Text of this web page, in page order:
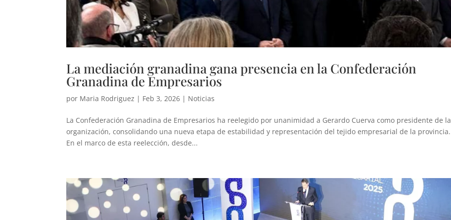
La mediación granadina gana presencia en la Confederación
Granadina de Empresarios
por Maria Rodriguez | Feb 3, 2026 | Noticias
La Confederación Granadina de Empresarios ha reelegido por unanimidad a Gerardo Cuerva como presidente de la
organización, consolidando una nueva etapa de estabilidad y representación del tejido empresarial de la provincia.
En el marco de esta reelección, desde...